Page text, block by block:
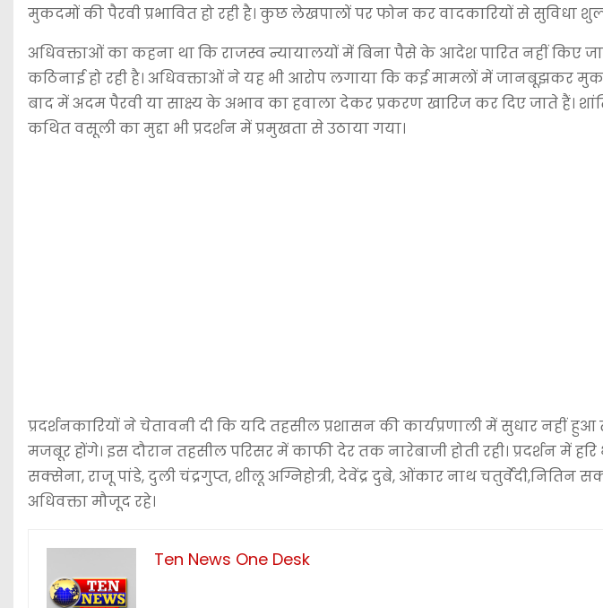
मुकदमों की पैरवी प्रभावित हो रही है। कुछ लेखपालों पर फोन कर वादकारियों से सुविधा
अधिवक्ताओं का कहना था कि राजस्व न्यायालयों में बिना पैसे के आदेश पारित नहीं किए
कठिनाई हो रही है। अधिवक्ताओं ने यह भी आरोप लगाया कि कई मामलों में जानबूझकर
बाद में अदम पैरवी या साक्ष्य के अभाव का हवाला देकर प्रकरण खारिज कर दिए जाते हैं।
कथित वसूली का मुद्दा भी प्रदर्शन में प्रमुखता से उठाया गया।
प्रदर्शनकारियों ने चेतावनी दी कि यदि तहसील प्रशासन की कार्यप्रणाली में सुधार नहीं
मजबूर होंगे। इस दौरान तहसील परिसर में काफी देर तक नारेबाजी होती रही। प्रदर्शन में हरि
सक्सेना, राजू पांडे, दुली चंद्रगुप्त, शीलू अग्निहोत्री, देवेंद्र दुबे, ओंकार नाथ
अधिवक्ता मौजूद रहे।
Ten News One Desk